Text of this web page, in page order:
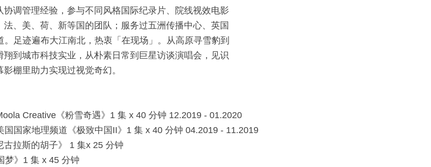
调管理经验，参与不同⻛格国际纪录⽚、院线视效电影
法、美、荷、新等国的团队；服务过五洲传播中⼼、英国
⾜迹遍布⼤江南北，热衷「在现场」。从⾼原寻雪豹到
到城市科技实业，从朴素⽇常到巨星访谈演唱会，⻅识
棚⾥助⼒实现过视觉奇幻。
Creative《粉雪奇遇》1 集 x 40 分钟 12.2019 - 01.2020
国国家地理频道《极致中国II》1 集 x 40 分钟 04.2019 - 11.2019
拉斯的胡⼦》 1 集x 25 分钟
梦》1 集 x 45 分钟